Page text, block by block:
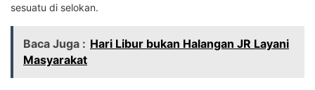
sesuatu di selokan.
Baca Juga : Hari Libur bukan Halangan JR Layani
Masyarakat